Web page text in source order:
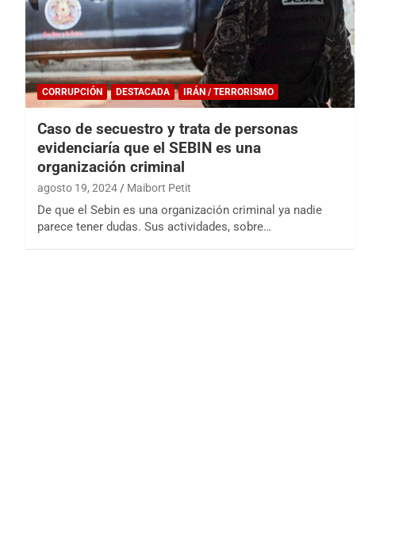
CORRUPCIÓN DESTACADA IRÁN / TERRORISMO
Caso de secuestro y trata de personas
evidenciaría que el SEBIN es una
organización criminal
agosto 19, 2024 Maibort Petit
De que el Sebin es una organización criminal ya nadie
parece tener dudas. Sus actividades, sobre…